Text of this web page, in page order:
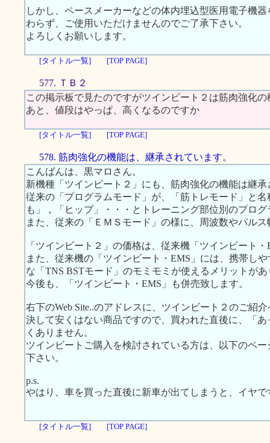
しかし、ペースメーカーなどの体内埋込型医用電子機
わらず、ご使用いただけませんのでご了承下さい。
よろしくお願いします。
[タイトル一覧] [TOP PAGE]
577. ＴＢ２
この掲示板で見たのですがツインビート２は筋肉強化
あと、値段はやっぱ、高くなるのですか
[タイトル一覧] [TOP PAGE]
578. 筋肉強化の機能は、継承されています。
こんばんは、黒マロさん。
新機種「ツインビート２」にも、筋肉強化の機能は継
従来の「プログラムモード」が、「筋トレモード」と
も」，「ヒップ」・・・とトレーニング部位別のプロ
また、従来の「ＥＭＳモード」の様に、周波数やパル
「ツインビート２」の価格は、従来機「ツインビート
また、従来機の「ツインビート・EMS」には、携帯し
な「TNS BSTモード」のモミモミが使えるメリットが
今後も、「ツインビート・EMS」も併売致します。
右下のWeb Site..のアドレスに、ツインビート２のご紹
決して安くはない商品ですので、買われた直後に、「
くありません。
ツインビートご購入を検討されている方は、以下のペ
下さい。
p.s.
やはり、車を買った直後に新車が出てしまうと、イヤ
[タイトル一覧] [TOP PAGE]